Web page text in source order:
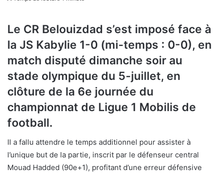
Le CR Belouizdad s’est imposé face à
la JS Kabylie 1-0 (mi-temps : 0-0), en
match disputé dimanche soir au
stade olympique du 5-juillet, en
clôture de la 6e journée du
championnat de Ligue 1 Mobilis de
football.
Il a fallu attendre le temps additionnel pour assister à
l’unique but de la partie, inscrit par le défenseur central
Mouad Hadded (90e+1), profitant d’une erreur défensive